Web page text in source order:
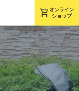
shopping_cart オンライン
ショップ